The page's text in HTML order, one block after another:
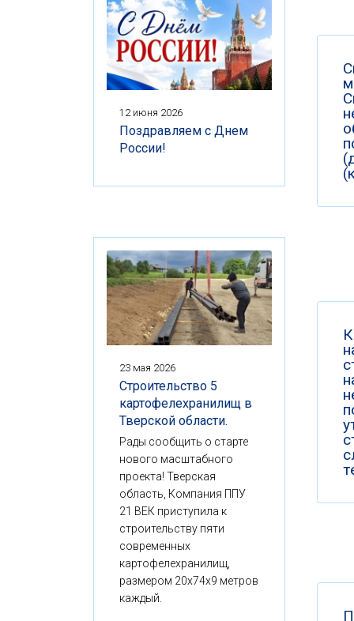
12 июня 2026
Поздравляем с Днем
России!
23 мая 2026
Строительство 5
картофелехранилищ в
Тверской области.
Рады сообщить о старте
нового масштабного
проекта! Тверская
область, Компания ППУ
21 ВЕК приступила к
строительству пяти
современных
картофелехранилищ,
размером 20x74x9 метров
каждый.